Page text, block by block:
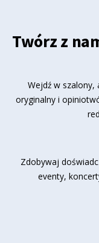
Twórz z
Wejdź w szalony,
oryginalny i
Zdobywaj
eventy,